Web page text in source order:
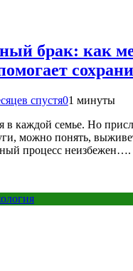
брак: как
спустя01 минуты
в каждой семье. Но
можно понять,
процесс неизбежен….